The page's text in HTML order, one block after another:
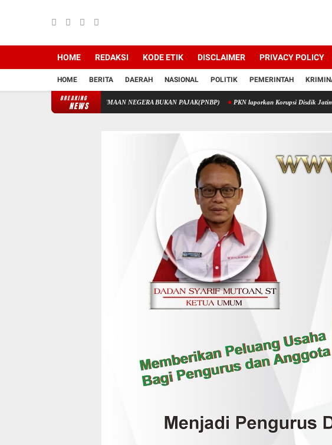
HOME REDAKSI KODE ETIK DISCLAIMER PRIVACY POLICY
HOME BERITA DAERAH NASIONAL POLITIK PEMERINTAH
BREAKING
NEWS
MELALUI PENERIMAAN NEGERA BUKAN PAJAK(PNBP) PKN laporkan Korupsi Disdik Jatim ke Kajati. PKN